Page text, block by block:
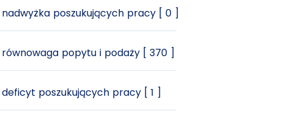
nadwyżka poszukujących pracy [ 0 ]
równowaga popytu i podaży [ 370 ]
deficyt poszukujących pracy [ 1 ]